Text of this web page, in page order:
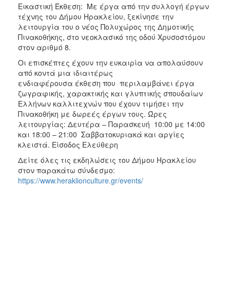
Εικαστική Έκθεση: Με έργα από την συλλογή έργων
τέχνης του Δήμου Ηρακλείου, ξεκίνησε την
λειτουργία του ο νέος Πολυχώρος της Δημοτικής
Πινακοθήκης, στο νεοκλασικό της οδού Χρυσοστόμου
στον αριθμό 8.
Οι επισκέπτες έχουν την ευκαιρία να απολαύσουν
από κοντά μια ιδιαιτέρως
ενδιαφέρουσα έκθεση που περιλαμβάνει έργα
ζωγραφικής, χαρακτικής και γλυπτικής σπουδαίων
Ελλήνων καλλιτεχνών που έχουν τιμήσει την
Πινακοθήκη με δωρεές έργων τους. Ώρες
λειτουργίας: Δευτέρα – Παρασκευή 10:00 με 14:00
και 18:00 – 21:00 Σαββατοκυριακά και αργίες
κλειστά. Είσοδος Ελεύθερη
Δείτε όλες τις εκδηλώσεις του Δήμου Ηρακλείου
στον παρακάτω σύνδεσμο:
https://www.heraklionculture.gr/events/